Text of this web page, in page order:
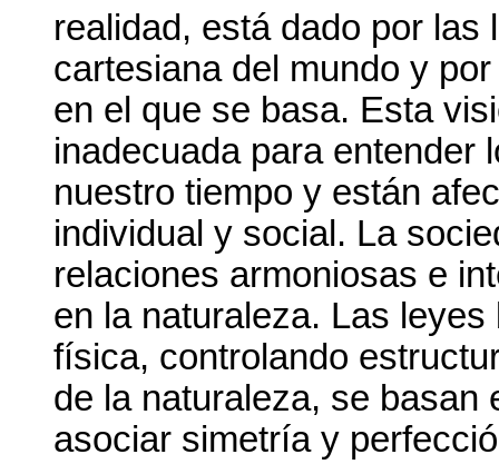
realidad, está dado por
cartesiana del mundo y
en el que se basa. Esta
inadecuada para entender
nuestro tiempo y están
individual y social. La
relaciones armoniosas e
en la naturaleza. Las
física, controlando
de la naturaleza, se basan
asociar simetría y